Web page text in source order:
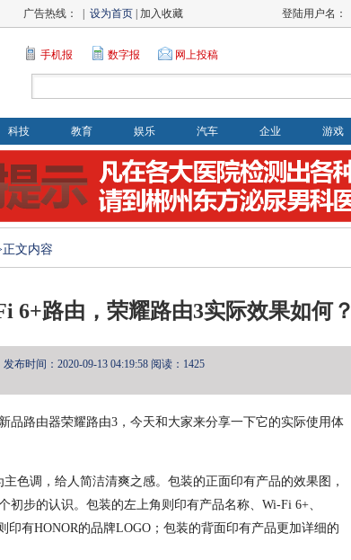
广告热线： | 设为首页 | 加入收藏 登陆用户名：
手机报 数字报 网上投稿
科技 教育 娱乐 汽车 企业 游戏
正文内容
6+路由，荣耀路由3实际效果如何？
发布时间：2020-09-13 04:19:58 阅读：1425
品路由器荣耀路由3，今天和大家来分享一下它的实际使用体
色调，给人简洁清爽之感。包装的正面印有产品的效果图，
初步的认识。包装的左上角则印有产品名称、Wi-Fi 6+、
印有HONOR的品牌LOGO；包装的背面印有产品更加详细的